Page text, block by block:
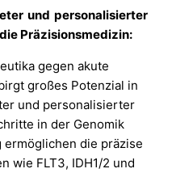
und personalisierter
Präzisionsmedizin:
gegen akute
großes Potenzial in
und personalisierter
in der Genomik
die präzise
wie FLT3, IDH1/2 und